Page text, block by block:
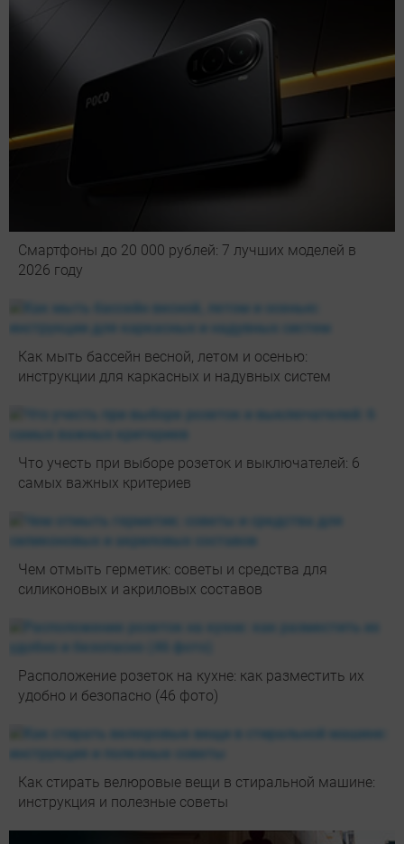
Смартфоны до 20 000 рублей: 7 лучших моделей в
2026 году
Как мыть бассейн весной, летом и осенью:
инструкции для каркасных и надувных систем
Что учесть при выборе розеток и выключателей: 6
самых важных критериев
Чем отмыть герметик: советы и средства для
силиконовых и акриловых составов
Расположение розеток на кухне: как разместить их
удобно и безопасно (46 фото)
Как стирать велюровые вещи в стиральной машине:
инструкция и полезные советы